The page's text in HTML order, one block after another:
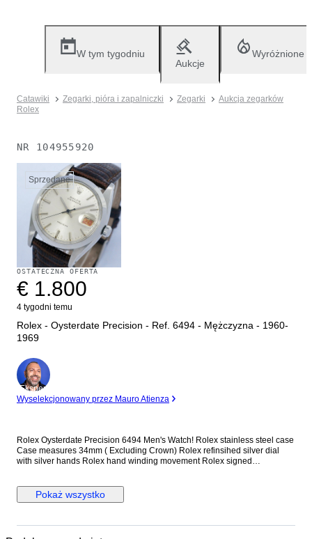
W tym tygodniu
Aukcje
Wyróżnione
Catawiki Zegarki, pióra i zapalniczki Zegarki
Aukcja zegarków
Rolex
NR 104955920
Sprzedane
OSTATECZNA OFERTA
€ 1.800
4 tygodni temu
Rolex - Oysterdate Precision - Ref. 6494 - Mężczyzna - 1960-
1969
Ekspert
Wyselekcjonowany przez Mauro Atienza
Rolex Oysterdate Precision 6494 Men's Watch! Rolex stainless steel case
Case measures 34mm ( Excluding Crown) Rolex refinsihed silver dial
with silver hands Rolex hand winding movement Rolex signed
guaranteed to be genuine Rolex. Shipping by Fedex, DHL or EMS
depending on destination We are not responsible for any customs delays
winning bidder decides to cancel / withdraw they will bear risk , cost of all
Pokaż wszystko